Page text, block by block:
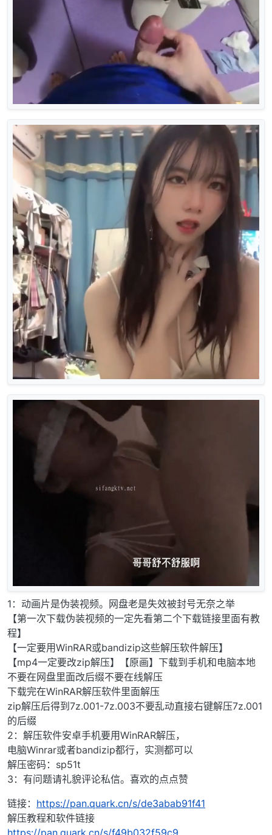
1：动画片是伪装视频。网盘老是失效被封号无奈之举
【第一次下载伪装视频的一定先看第二个下载链接里面有教
程】
【一定要用WinRAR或bandizip这些解压软件解压】
【mp4一定要改zip解压】【原画】下载到手机和电脑本地
不要在网盘里面改后缀不要在线解压
下载完在WinRAR解压软件里面解压
zip解压后得到7z.001-7z.003不要乱动直接右键解压7z.001
的后缀
2：解压软件安卓手机要用WinRAR解压，
电脑Winrar或者bandizip都行，实测都可以
解压密码：sp51t
3：有问题请礼貌评论私信。喜欢的点点赞
链接： https://pan.quark.cn/s/de3abab91f41
解压教程和软件链接
https://pan.quark.cn/s/f49b032f59c9